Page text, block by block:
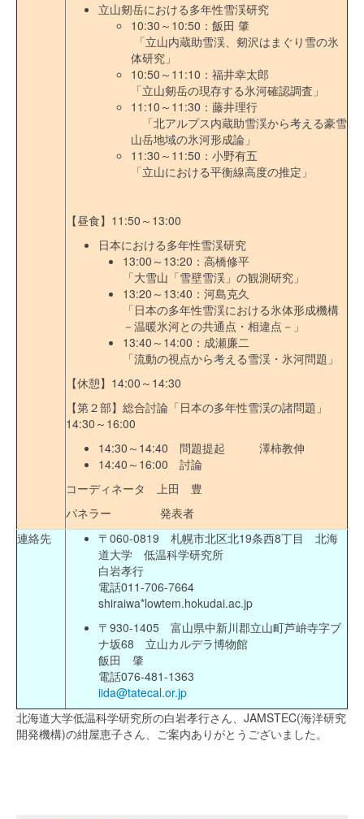
立山剱岳における多年性雪渓研究
10:30～10:50：飯田 肇
「立山内蔵助雪渓、剱沢はまぐり雪の氷
体研究」
10:50～11:10：福井幸太郎
「立山剱岳の現存する氷河確認調査」
11:10～11:30：藤井理行
「北アルプス内蔵助雪渓から考える豪雪
山岳地域の氷河形成論」
11:30～11:50：小野有五
「立山における平衡線高度の推定」
【昼食】11:50～13:00
日本における多年性雪渓研究
13:00～13:20：高橋修平
「大雪山「雪壁雪渓」の観測研究」
13:20～13:40：河島克久
「日本の多年性雪渓における氷体形成機構
－温暖氷河との共通点・相違点－」
13:40～14:00：成瀬廉二
「流動の視点から考える雪渓・氷河問題」
【休憩】14:00～14:30
【第２部】総合討論「日本の多年性雪渓の諸問題」
14:30～16:00
14:30～14:40 問題提起 澤柿教伸
14:40～16:00 討論
コーディネータ 上田 豊
パネラー 発表者
連絡先
〒060-0819 札幌市北区北19条西8丁目 北海
道大学 低温科学研究所
白岩孝行
電話011-706-7664
shiraiwa*lowtem.hokudai.ac.jp
〒930-1405 富山県中新川郡立山町芦峅寺字ブ
ナ坂68 立山カルデラ博物館
飯田 肇
電話076-481-1363
iida@tatecal.or.jp
北海道大学低温科学研究所の白岩孝行さん、JAMSTEC(海洋研究
開発機構)の紺屋恵子さん、ご案内ありがとうございました。